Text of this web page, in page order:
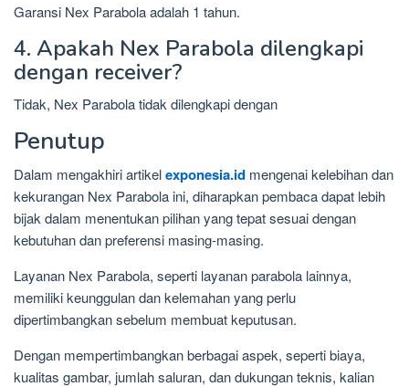
Garansi Nex Parabola adalah 1 tahun.
4. Apakah Nex Parabola dilengkapi
dengan receiver?
Tidak, Nex Parabola tidak dilengkapi dengan
Penutup
Dalam mengakhiri artikelexponesia.id mengenai kelebihan dan
kekurangan Nex Parabola ini, diharapkan pembaca dapat lebih
bijak dalam menentukan pilihan yang tepat sesuai dengan
kebutuhan dan preferensi masing-masing.
Layanan Nex Parabola, seperti layanan parabola lainnya,
memiliki keunggulan dan kelemahan yang perlu
dipertimbangkan sebelum membuat keputusan.
Dengan mempertimbangkan berbagai aspek, seperti biaya,
kualitas gambar, jumlah saluran, dan dukungan teknis, kalian